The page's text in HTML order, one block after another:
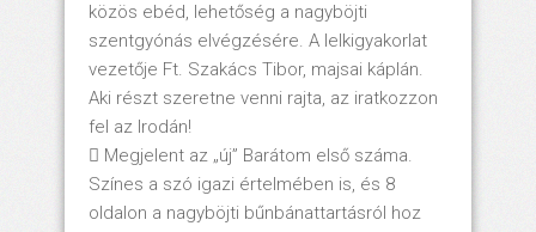
közös ebéd, lehetőség a nagyböjti
szentgyónás elvégzésére. A lelkigyakorlat
vezetője Ft. Szakács Tibor, majsai káplán.
Aki részt szeretne venni rajta, az iratkozzon
fel az Irodán!
 Megjelent az „új” Barátom első száma.
Színes a szó igazi értelmében is, és 8
oldalon a nagyböjti bűnbánattartásról hoz